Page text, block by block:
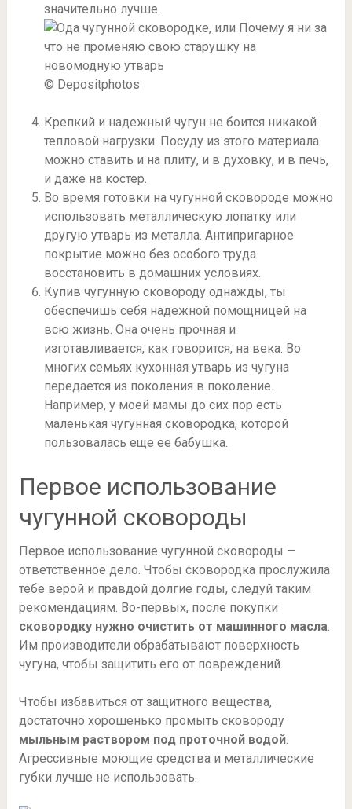
значительно лучше.
© Depositphotos
Крепкий и надежный чугун не боится никакой
тепловой нагрузки. Посуду из этого материала
можно ставить и на плиту, и в духовку, и в печь,
и даже на костер.
Во время готовки на чугунной сковороде можно
использовать металлическую лопатку или
другую утварь из металла. Антипригарное
покрытие можно без особого труда
восстановить в домашних условиях.
Купив чугунную сковороду однажды, ты
обеспечишь себя надежной помощницей на
всю жизнь. Она очень прочная и
изготавливается, как говорится, на века. Во
многих семьях кухонная утварь из чугуна
передается из поколения в поколение.
Например, у моей мамы до сих пор есть
маленькая чугунная сковородка, которой
пользовалась еще ее бабушка.
Первое использование
чугунной сковороды
Первое использование чугунной сковороды —
ответственное дело. Чтобы сковородка прослужила
тебе верой и правдой долгие годы, следуй таким
рекомендациям. Во-первых, после покупки
сковородку нужно очистить от машинного масла.
Им производители обрабатывают поверхность
чугуна, чтобы защитить его от повреждений.
Чтобы избавиться от защитного вещества,
достаточно хорошенько промыть сковороду
мыльным раствором под проточной водой.
Агрессивные моющие средства и металлические
губки лучше не использовать.